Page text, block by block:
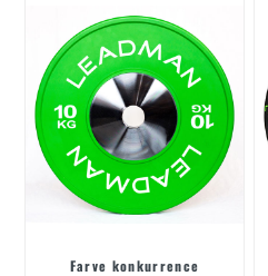
Farve konkurrence